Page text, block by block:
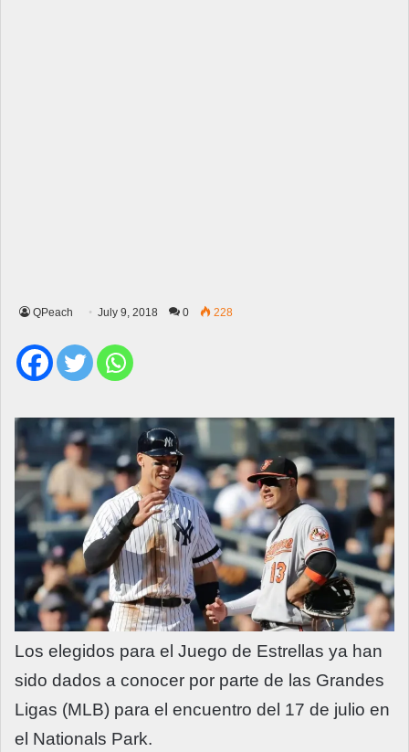
QPeach July 9, 2018 0 228
Los elegidos para el Juego de Estrellas ya han
sido dados a conocer por parte de las Grandes
Ligas (MLB) para el encuentro del 17 de julio en
el Nationals Park.